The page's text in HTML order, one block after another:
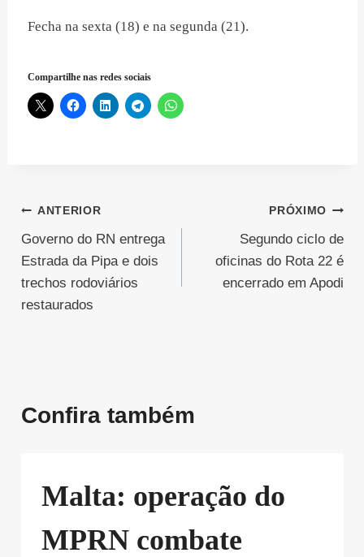
Fecha na sexta (18) e na segunda (21).
Compartilhe nas redes sociais
Navegação
de
Post
ANTERIOR
Governo do RN entrega
Estrada da Pipa e dois
trechos rodoviários
restaurados
PRÓXIMO
Segundo ciclo de
oficinas do Rota 22 é
encerrado em Apodi
Confira também
Malta: operação do
MPRN combate